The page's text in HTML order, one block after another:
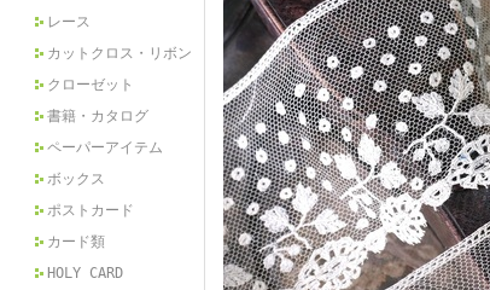
レース
カットクロス・リボン
クローゼット
書籍・カタログ
ペーパーアイテム
ボックス
ポストカード
カード類
HOLY CARD